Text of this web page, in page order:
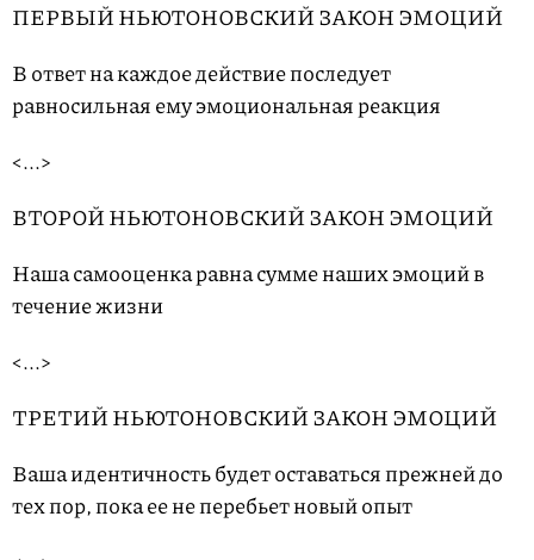
ПЕРВЫЙ НЬЮТОНОВСКИЙ ЗАКОН ЭМОЦИЙ
В ответ на каждое действие последует
равносильная ему эмоциональная реакция
<...>
ВТОРОЙ НЬЮТОНОВСКИЙ ЗАКОН ЭМОЦИЙ
Наша самооценка равна сумме наших эмоций в
течение жизни
<...>
ТРЕТИЙ НЬЮТОНОВСКИЙ ЗАКОН ЭМОЦИЙ
Ваша идентичность будет оставаться прежней до
тех пор, пока ее не перебьет новый опыт